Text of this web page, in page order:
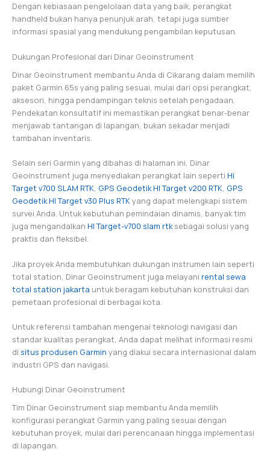
Dengan kebiasaan pengelolaan data yang baik, perangkat
handheld bukan hanya penunjuk arah, tetapi juga sumber
informasi spasial yang mendukung pengambilan keputusan.
Dukungan Profesional dari Dinar Geoinstrument
Dinar Geoinstrument membantu Anda di Cikarang dalam memilih
paket Garmin 65s yang paling sesuai, mulai dari opsi perangkat,
aksesori, hingga pendampingan teknis setelah pengadaan.
Pendekatan konsultatif ini memastikan perangkat benar-benar
menjawab tantangan di lapangan, bukan sekadar menjadi
tambahan inventaris.
Selain seri Garmin yang dibahas di halaman ini, Dinar
Geoinstrument juga menyediakan perangkat lain seperti Hi
Target v700 SLAM RTK, GPS Geodetik HI Target v200 RTK, GPS
Geodetik HI Target v30 Plus RTKyang dapat melengkapi sistem
survei Anda. Untuk kebutuhan pemindaian dinamis, banyak tim
juga mengandalkan HI Target-v700 slam rtksebagai solusi yang
praktis dan fleksibel.
Jika proyek Anda membutuhkan dukungan instrumen lain seperti
total station, Dinar Geoinstrument juga melayani rental sewa
total station jakarta untuk beragam kebutuhan konstruksi dan
pemetaan profesional di berbagai kota.
Untuk referensi tambahan mengenai teknologi navigasi dan
standar kualitas perangkat, Anda dapat melihat informasi resmi
di situs produsen Garmin yang diakui secara internasional dalam
industri GPS dan navigasi.
Hubungi Dinar Geoinstrument
Tim Dinar Geoinstrument siap membantu Anda memilih
konfigurasi perangkat Garmin yang paling sesuai dengan
kebutuhan proyek, mulai dari perencanaan hingga implementasi
di lapangan.